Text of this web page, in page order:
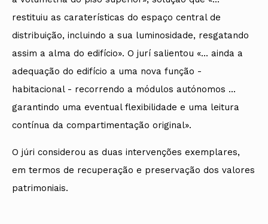
restituiu as caraterísticas do espaço central de
distribuição, incluindo a sua luminosidade, resgatando
assim a alma do edifício». O jurí salientou «... ainda a
adequação do edifício a uma nova função -
habitacional - recorrendo a módulos autónomos ...
garantindo uma eventual flexibilidade e uma leitura
contínua da compartimentação original».
O júri considerou as duas intervenções exemplares,
em termos de recuperação e preservação dos valores
patrimoniais.